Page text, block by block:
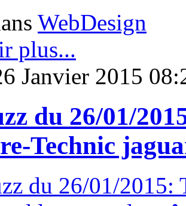
WebDesign
plus...
Janvier 2015
du 26/01/
Technic